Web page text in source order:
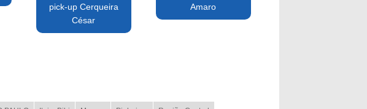
pick-up Cerqueira
César
Amaro